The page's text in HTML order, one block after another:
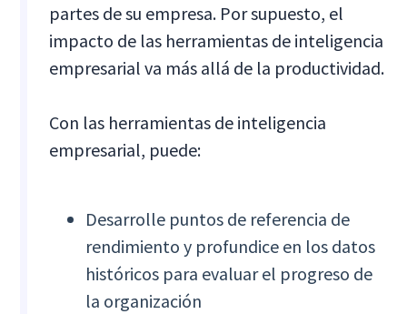
partes de su empresa. Por supuesto, el
impacto de las herramientas de inteligencia
empresarial va más allá de la productividad.
Con las herramientas de inteligencia
empresarial, puede:
Desarrolle puntos de referencia de
rendimiento y profundice en los datos
históricos para evaluar el progreso de
la organización